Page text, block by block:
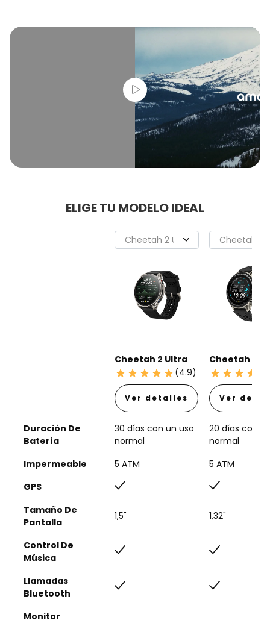
ELIGE TU MODELO IDEAL
Cheetah 2 Ultra
Cheetah 2
(4.9)
Ver detalles Ver
Duración De
Batería
30 días con un uso
normal
20 días con
normal
Impermeable
5 ATM
5 ATM
GPS
Tamaño De
Pantalla
1,5" 1,32"
Control De
Música
Llamadas
Bluetooth
Monitor